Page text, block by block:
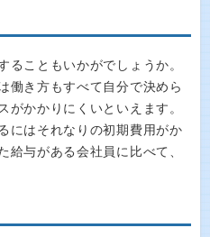
ることもいかがでしょうか。
働き方もすべて自分で決めら
がかかりにくいといえます。
にはそれなりの初期費用がか
給与がある会社員に比べて、